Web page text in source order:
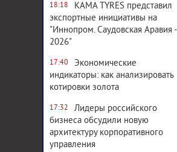
18:18
KAMA TYRES представил
экспортные инициативы на
"Иннопром. Саудовская Аравия -
2026"
17:40
Экономические
индикаторы: как анализировать
котировки золота
17:32
Лидеры российского
бизнеса обсудили новую
архитектуру корпоративного
управления